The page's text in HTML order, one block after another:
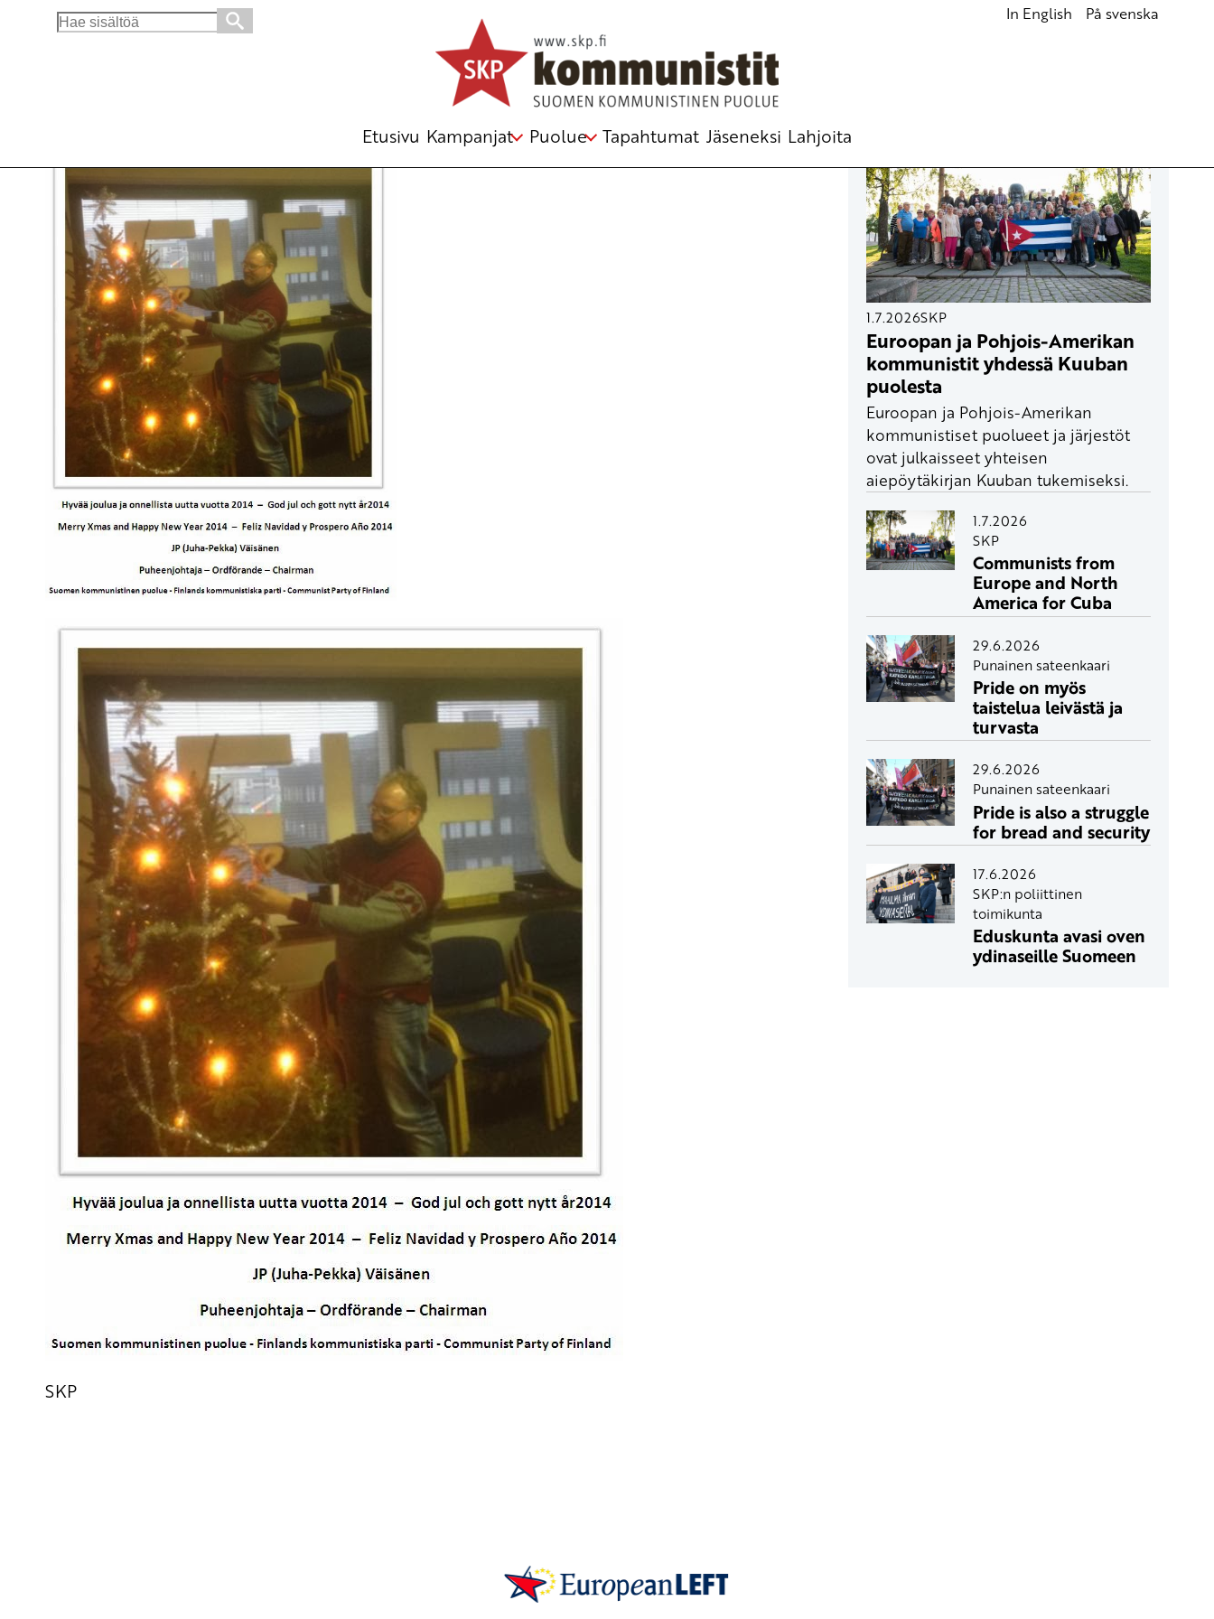
Search
In English På svenska
Etusivu Kampanjat Puolue Tapahtumat Jäseneksi Lahjoita
Hyvää joulua ja joukkotoiminnan uutta vuotta 2014
SKP
1.7.2026SKP
Euroopan ja Pohjois-Amerikan
kommunistit yhdessä Kuuban
puolesta
Euroopan ja Pohjois-Amerikan
kommunistiset puolueet ja järjestöt
ovat julkaisseet yhteisen
aiepöytäkirjan Kuuban tukemiseksi.
1.7.2026
SKP
Communists from
Europe and North
America for Cuba
29.6.2026
Punainen sateenkaari
Pride on myös
taistelua leivästä ja
turvasta
29.6.2026
Punainen sateenkaari
Pride is also a struggle
for bread and security
17.6.2026
SKP:n poliittinen
toimikunta
Eduskunta avasi oven
ydinaseille Suomeen